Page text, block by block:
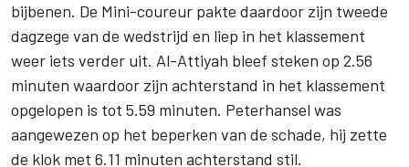
bijbenen. De Mini-coureur pakte daardoor zijn tweede
dagzege van de wedstrijd en liep in het klassement
weer iets verder uit. Al-Attiyah bleef steken op 2.56
minuten waardoor zijn achterstand in het klassement
opgelopen is tot 5.59 minuten. Peterhansel was
aangewezen op het beperken van de schade, hij zette
de klok met 6.11 minuten achterstand stil.